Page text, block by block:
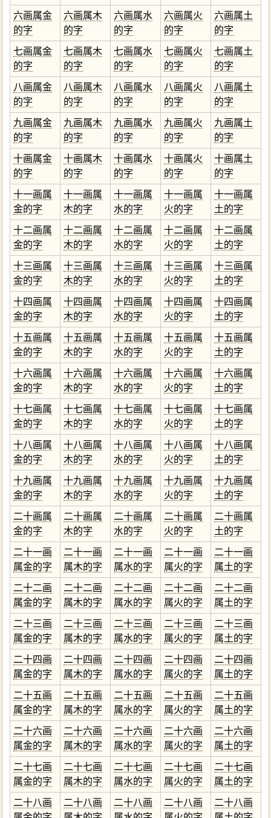
六画属金
的字
六画属木
的字
六画属水
的字
六画属火
的字
六画属土
的字
七画属金
的字
七画属木
的字
七画属水
的字
七画属火
的字
七画属土
的字
八画属金
的字
八画属木
的字
八画属水
的字
八画属火
的字
八画属土
的字
九画属金
的字
九画属木
的字
九画属水
的字
九画属火
的字
九画属土
的字
十画属金
的字
十画属木
的字
十画属水
的字
十画属火
的字
十画属土
的字
十一画属
金的字
十一画属
木的字
十一画属
水的字
十一画属
火的字
十一画属
土的字
十二画属
金的字
十二画属
木的字
十二画属
水的字
十二画属
火的字
十二画属
土的字
十三画属
金的字
十三画属
木的字
十三画属
水的字
十三画属
火的字
十三画属
土的字
十四画属
金的字
十四画属
木的字
十四画属
水的字
十四画属
火的字
十四画属
土的字
十五画属
金的字
十五画属
木的字
十五画属
水的字
十五画属
火的字
十五画属
土的字
十六画属
金的字
十六画属
木的字
十六画属
水的字
十六画属
火的字
十六画属
土的字
十七画属
金的字
十七画属
木的字
十七画属
水的字
十七画属
火的字
十七画属
土的字
十八画属
金的字
十八画属
木的字
十八画属
水的字
十八画属
火的字
十八画属
土的字
十九画属
金的字
十九画属
木的字
十九画属
水的字
十九画属
火的字
十九画属
土的字
二十画属
金的字
二十画属
木的字
二十画属
水的字
二十画属
火的字
二十画属
土的字
二十一画
属金的字
二十一画
属木的字
二十一画
属水的字
二十一画
属火的字
二十一画
属土的字
二十二画
属金的字
二十二画
属木的字
二十二画
属水的字
二十二画
属火的字
二十二画
属土的字
二十三画
属金的字
二十三画
属木的字
二十三画
属水的字
二十三画
属火的字
二十三画
属土的字
二十四画
属金的字
二十四画
属木的字
二十四画
属水的字
二十四画
属火的字
二十四画
属土的字
二十五画
属金的字
二十五画
属木的字
二十五画
属水的字
二十五画
属火的字
二十五画
属土的字
二十六画
属金的字
二十六画
属木的字
二十六画
属水的字
二十六画
属火的字
二十六画
属土的字
二十七画
属金的字
二十七画
属木的字
二十七画
属水的字
二十七画
属火的字
二十七画
属土的字
二十八画
二十八画
二十八画
二十八画
二十八画